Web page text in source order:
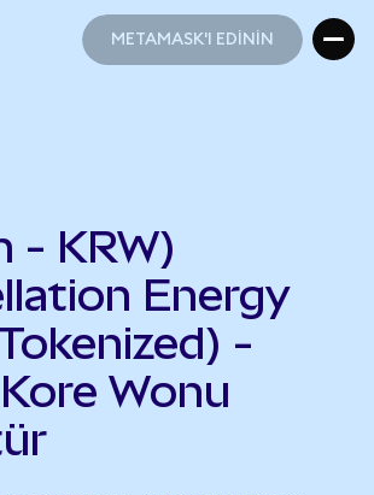
METAMASK'I EDİNİN
- KRW)
Energy
-
Wonu